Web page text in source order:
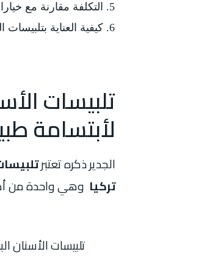
التكلفة مقارنة مع
كيفية العناية
تلبيسات
لأبتسامة
الجدير ذكره تعتبر
تركيا وهي واحدة من
تلبيسات الأسنان